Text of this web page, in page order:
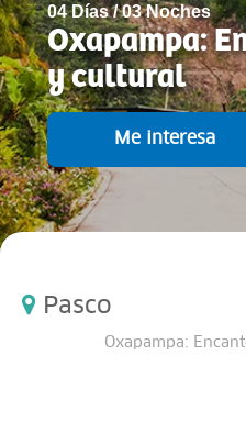
04 Días / 03 Noches
Oxapampa:
y cultural
Me interesa
Pasco
Oxapampa: